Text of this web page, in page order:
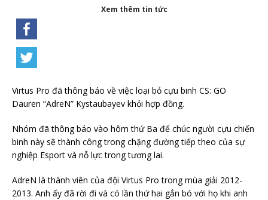
Xem thêm tin tức
Virtus Pro đã thông báo về việc loại bỏ cựu binh CS: GO
Dauren “AdreN” Kystaubayev khỏi hợp đồng.
Nhóm đã thông báo vào hôm thứ Ba để chúc người cựu chiến
binh này sẽ thành công trong chặng đường tiếp theo của sự
nghiệp Esport và nỗ lực trong tương lai.
AdreN là thành viên của đội Virtus Pro trong mùa giải 2012-
2013. Anh ấy đã rời đi và có lần thứ hai gắn bó với họ khi anh